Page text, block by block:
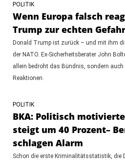
POLITIK
Wenn Europa falsch
Trump zur echten
Donald Trump ist zurück – und mit ihm
der NATO. Ex-Sicherheitsberater John
allein bedroht das Bündnis, sondern auch
Reaktionen.
POLITIK
BKA: Politisch
steigt um 40 Prozent–
schlagen Alarm
Schon die erste Kriminalitätsstatistik, die